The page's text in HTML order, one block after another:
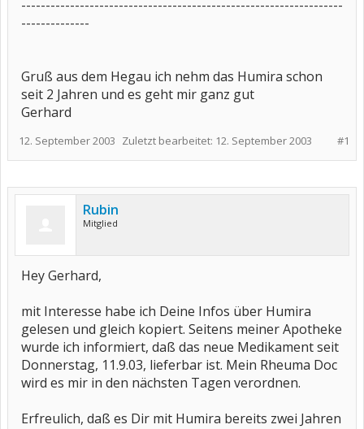
------------------------------------------------------------------
--------------
Gruß aus dem Hegau ich nehm das Humira schon
seit 2 Jahren und es geht mir ganz gut
Gerhard
#1
12. September 2003 Zuletzt bearbeitet: 12. September 2003
Rubin
Mitglied
Hey Gerhard,
mit Interesse habe ich Deine Infos über Humira
gelesen und gleich kopiert. Seitens meiner Apotheke
wurde ich informiert, daß das neue Medikament seit
Donnerstag, 11.9.03, lieferbar ist. Mein Rheuma Doc
wird es mir in den nächsten Tagen verordnen.
Erfreulich, daß es Dir mit Humira bereits zwei Jahren